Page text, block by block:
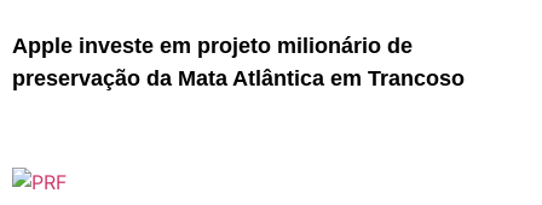
Apple investe em projeto milionário de
preservação da Mata Atlântica em Trancoso